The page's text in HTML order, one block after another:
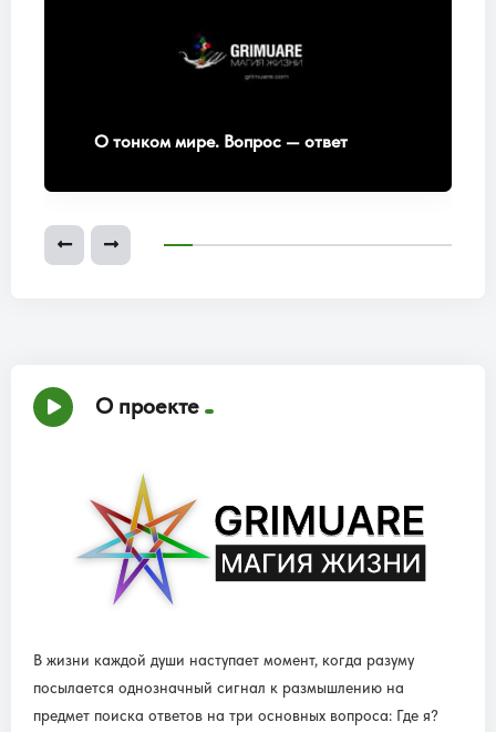
О тонком мире. Вопрос — ответ
О проекте
В жизни каждой души наступает момент, когда разуму
посылается однозначный сигнал к размышлению на
предмет поиска ответов на три основных вопроса: Где я?